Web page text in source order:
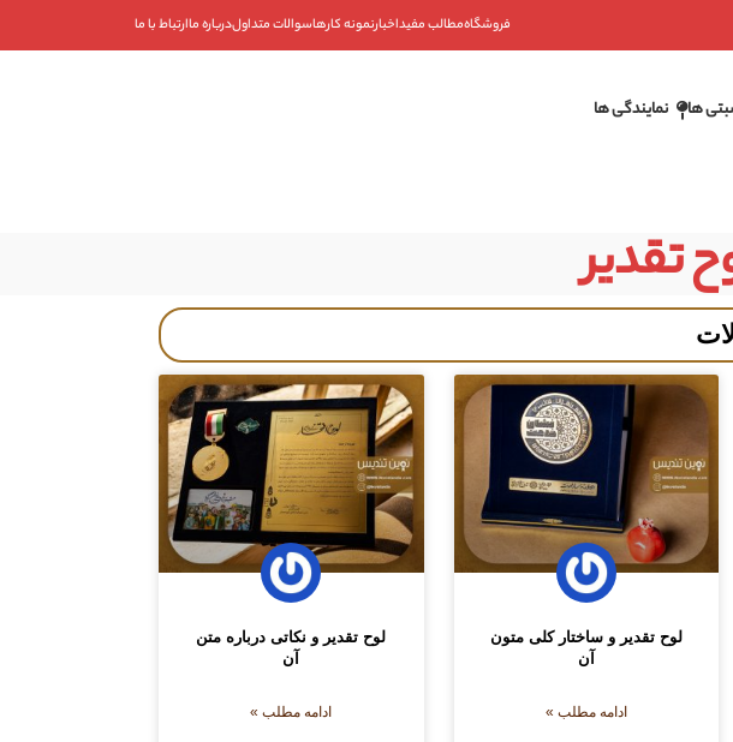
فروشگاهمطالب مفیداخبارنمونه کارهاسوالات متداولدرباره ماارتباط با ما
ها نمایندگی ها
تقدیر
لوح تقدیر و ساختار کلی متون
آن
ادامه مطلب »
لوح تقدیر و نکاتی درباره متن
آن
ادامه مطلب »